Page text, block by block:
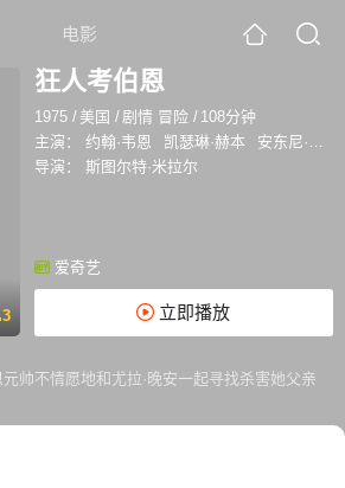
电影
3
狂人考伯恩
1975 / 美国 /剧情 冒险 / 108分钟
主演：
约翰·韦恩 凯瑟琳·赫本
安东尼·泽比
导演：
斯图尔特·米拉尔
爱奇艺
立即播放
元帅不情愿地和尤拉·晚安一起寻找杀害她父亲